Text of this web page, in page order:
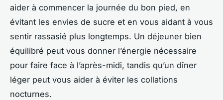
aider à commencer la journée du bon pied, en
évitant les envies de sucre et en vous aidant à vous
sentir rassasié plus longtemps. Un déjeuner bien
équilibré peut vous donner l’énergie nécessaire
pour faire face à l’après-midi, tandis qu’un dîner
léger peut vous aider à éviter les collations
nocturnes.